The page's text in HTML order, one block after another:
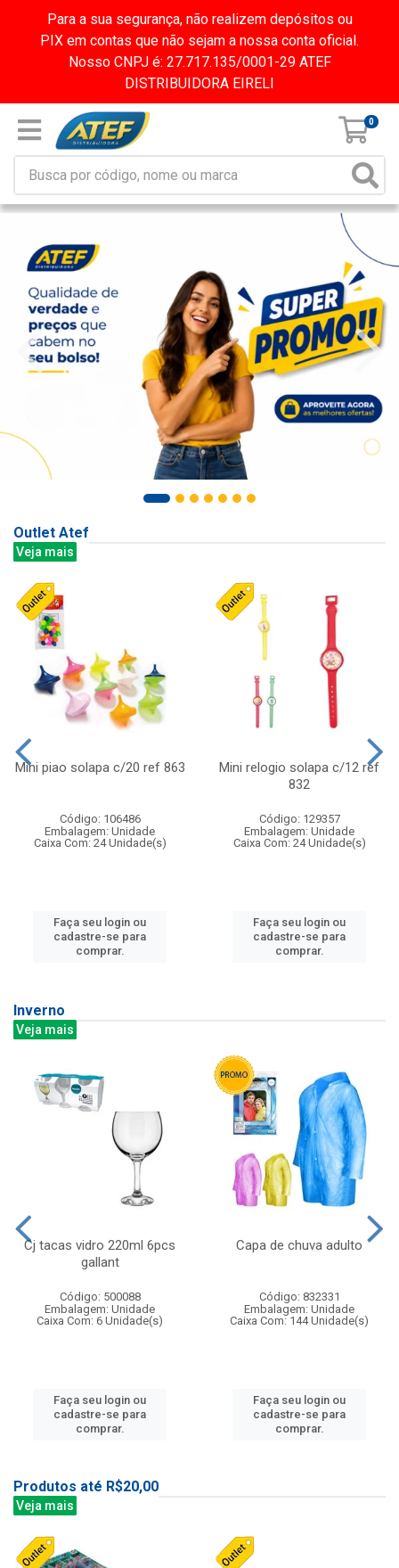
Para a sua segurança, não realizem depósitos ou
PIX em contas que não sejam a nossa conta oficial.
Nosso CNPJ é: 27.717.135/0001-29 ATEF
DISTRIBUIDORA EIRELI
0
Outlet Atef
Veja mais
Mini piao solapa c/20 ref 863
Código: 106486
Embalagem: Unidade
Caixa Com: 24 Unidade(s)
Faça seu login ou
cadastre-se para
comprar.
Mini relogio solapa c/12 ref
832
Código: 129357
Embalagem: Unidade
Caixa Com: 24 Unidade(s)
Faça seu login ou
cadastre-se para
comprar.
Inverno
Veja mais
Cj tacas vidro 220ml 6pcs
gallant
Código: 500088
Embalagem: Unidade
Caixa Com: 6 Unidade(s)
Faça seu login ou
cadastre-se para
comprar.
Capa de chuva adulto
Código: 832331
Embalagem: Unidade
Caixa Com: 144 Unidade(s)
Faça seu login ou
cadastre-se para
comprar.
Produtos até R$20,00
Veja mais